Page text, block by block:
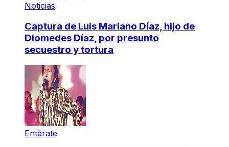
Noticias
Captura de Luis Mariano Díaz, hijo de
Diomedes Díaz, por presunto
secuestro y tortura
Entérate